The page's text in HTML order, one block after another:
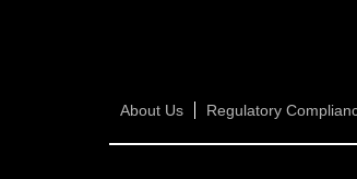
About Us Regulatory